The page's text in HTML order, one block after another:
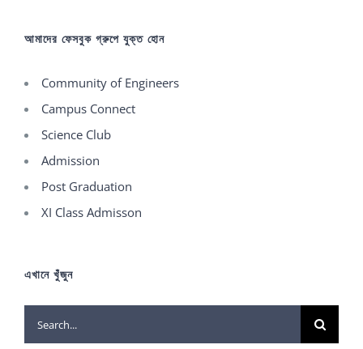
আমাদের ফেসবুক গ্রুপে যুক্ত হোন
Community of Engineers
Campus Connect
Science Club
Admission
Post Graduation
XI Class Admisson
এখানে খুঁজুন
Search
for: